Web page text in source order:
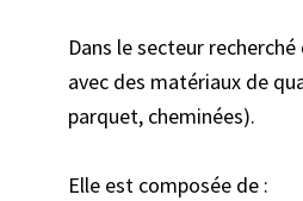
Dans le secteur recherché
avec des matériaux de
parquet, cheminées).
Elle est composée de :